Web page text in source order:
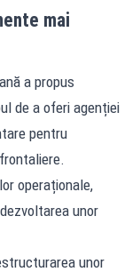
mai
a propus
de a oferi agenției
pentru
operaționale,
unor
unor